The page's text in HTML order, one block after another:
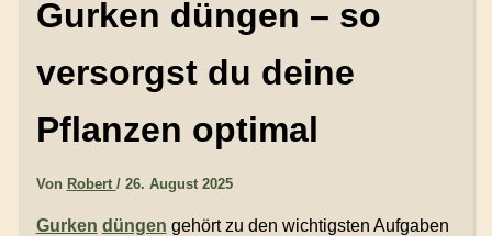
Gurken düngen – so
versorgst du deine
Pflanzen optimal
Von Robert / 26. August 2025
Gurken düngen gehört zu den wichtigsten Aufgaben